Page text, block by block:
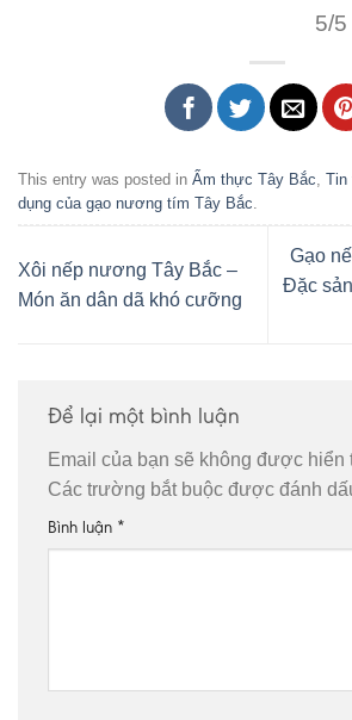
5/
This entry was posted in Ẩm thực Tây Bắc Tin
dụng của gạo nương tím Tây Bắc
Xôi nếp nương Tây Bắc –
Món ăn dân dã khó cưỡng
Gạo
Đặc
Để lại một bình luận
Email của bạn sẽ không được hiển
Các trường bắt buộc được đánh
Bình luận *